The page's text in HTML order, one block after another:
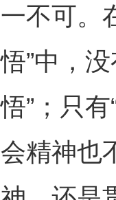
一不可。
悟”中，
悟”；只
会精神也